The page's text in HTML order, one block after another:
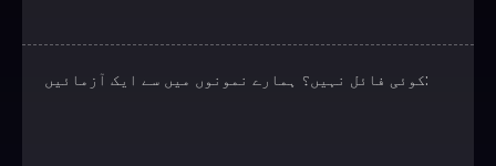
کوئی فائل نہیں؟ ہمارے نمونوں میں سے ایک آزمائیں: